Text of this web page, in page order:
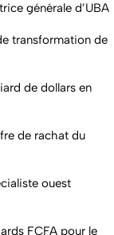
générale d’UBA
transformation de
de dollars en
de rachat du
ouest
FCFA pour le